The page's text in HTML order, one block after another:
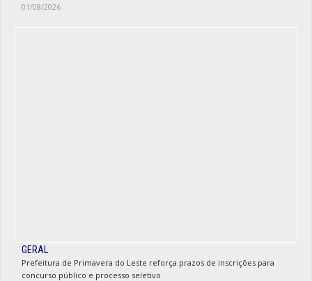
01/08/2026
GERAL
Prefeitura de Primavera do Leste reforça prazos de inscrições para
concurso público e processo seletivo